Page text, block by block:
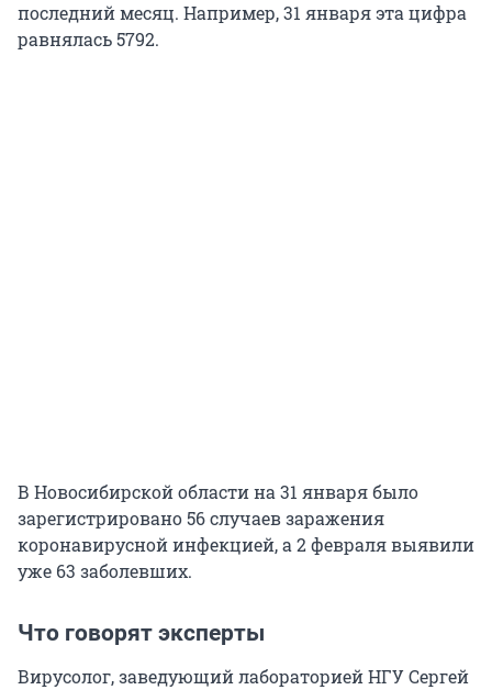
последний месяц. Например, 31 января эта цифра
равнялась 5792.
В Новосибирской области на 31 января было
зарегистрировано 56 случаев заражения
коронавирусной инфекцией, а 2 февраля выявили
уже 63 заболевших.
Что говорят эксперты
Вирусолог, заведующий лабораторией НГУ Сергей